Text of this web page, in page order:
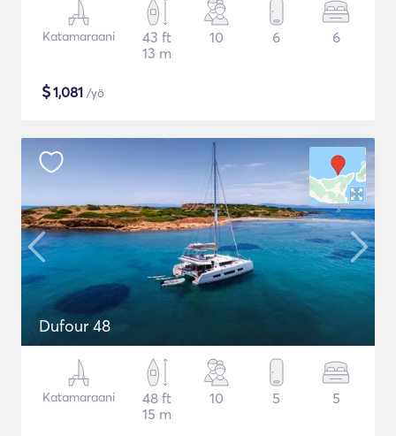
Katamaraani
43 ft
13 m
10 6 6
$1,081 /yö
Dufour 48
Katamaraani
48 ft
15 m
10 5 5